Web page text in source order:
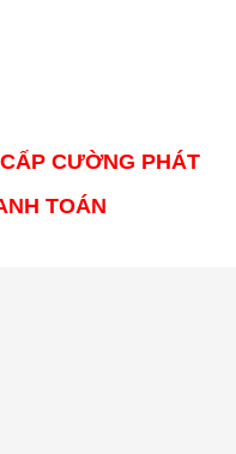
CƯỜNG PHÁT
TOÁN